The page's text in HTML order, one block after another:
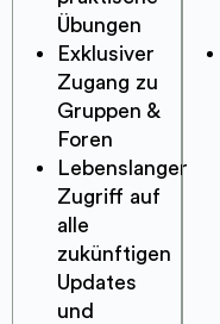
Übungen
Exklusiver
Zugang zu
Gruppen &
Foren
Lebenslanger
Zugriff auf
alle
zukünftigen
Updates
und